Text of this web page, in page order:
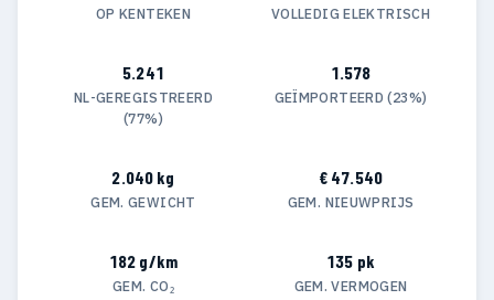
OP KENTEKEN VOLLEDIG ELEKTRISCH
5.241
NL-GEREGISTREERD
(77%)
1.578
GEÏMPORTEERD (23%)
2.040 kg
GEM. GEWICHT
€ 47.540
GEM. NIEUWPRIJS
182 g/km
GEM. CO₂
135 pk
GEM. VERMOGEN